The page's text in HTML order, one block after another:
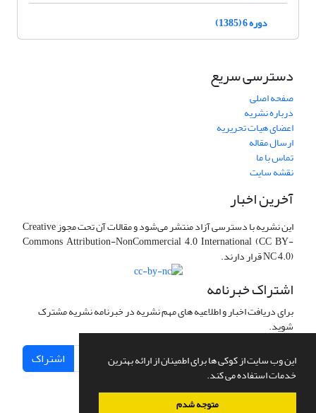
این وب سایت از کوکی ها برای اطمینان از ارائه بهترین
خدمات استفاده می کند.
متوجه شدم
دوره 6 (1385)
دسترسی سریع
صفحه اصلی
درباره نشریه
اعضای هیات تحریریه
ارسال مقاله
تماس با ما
نقشه سایت
آخرین اخبار
این نشریه با دسترسی آزاد منتشر می‌شود و مقالات آن تحت مجوز Creative
Commons Attribution-NonCommercial 4.0 International (CC BY-
NC 4.0) قرار دارند.
اشتراک خبرنامه
برای دریافت اخبار و اطلاعیه های مهم نشریه در خبرنامه نشریه مشترک
شوید.
اشتراک